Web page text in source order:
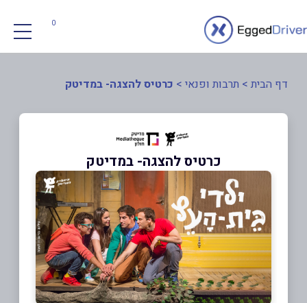
0
דף הבית > תרבות ופנאי > כרטיס להצגה- במדיטק
כרטיס להצגה- במדיטק